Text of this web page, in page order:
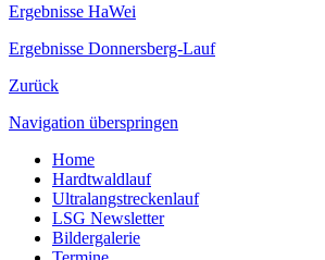
Ergebnisse HaWei
Ergebnisse Donnersberg-Lauf
Zurück
Navigation überspringen
Home
Hardtwaldlauf
Ultralangstreckenlauf
LSG Newsletter
Bildergalerie